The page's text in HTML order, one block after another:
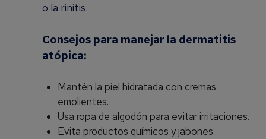
o la rinitis.
Consejos para manejar la dermatitis
atópica:
Mantén la piel hidratada con cremas
emolientes.
Usa ropa de algodón para evitar irritaciones.
Evita productos químicos y jabones